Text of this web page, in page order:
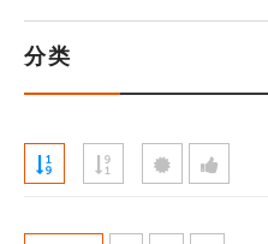
分类